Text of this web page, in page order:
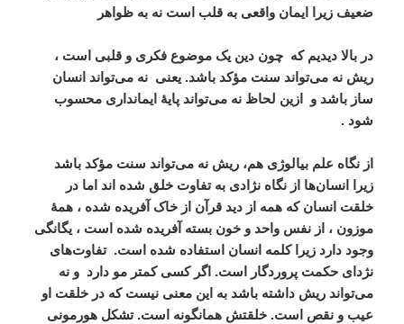
ضعیف زیرا ایمان واقعی به قلب است نه به ظواهر
در بالا دیدیم که چون دین یک موضوع فکری و قلبی است ،
ریش نه می‌تواند سنت مؤکد باشد. یعنی نه می‌تواند انسان
ساز باشد و
ازین لحاظ نه می‌تواند پایۀ ایمانداری محسوب
شود .
از نگاه علم بیالوژی هم، ریش نه می‌تواند سنت مؤکد باشد
زیرا انسان‌ها از نگاه نژادی به تفاوت خلق شده‌ اند اما در
خلقت انسان که همه از دید قرآن از خاک آفریده شده ، همۀ
موزون ، از نفس واحد و خون بسته آفریده شده است ، یگانگی
وجود دارد زیرا کلمه انسان استفاده شده است. تفاوت‌های
نژدای حکمت پروردگار است. اگر کسی کمتر مو دارد و نه
می‌تواند ریش داشته باشد به این معنی نیست که در خلقت او
عیب و نقص است. خلقتش همانگونه است. تشکل هورمونی